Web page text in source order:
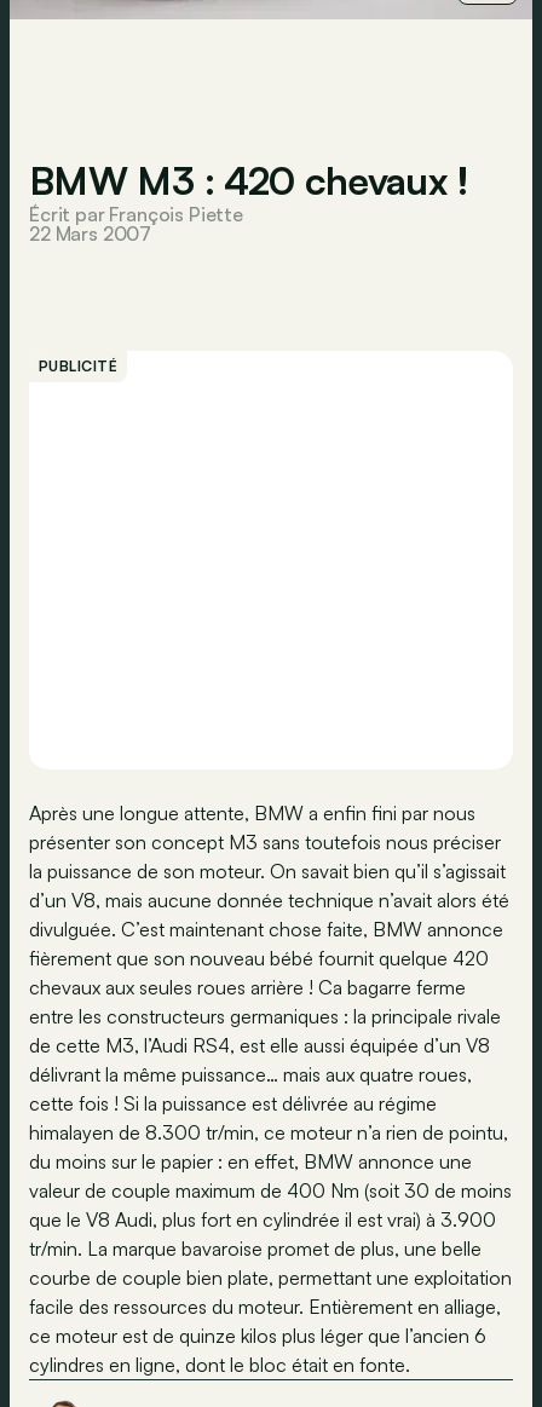
BMW M3 : 420 chevaux !
Écrit par François Piette
22 Mars 2007
PUBLICITÉ
Après une longue attente, BMW a enfin fini par nous
présenter son concept M3 sans toutefois nous préciser
la puissance de son moteur. On savait bien qu’il s’agissait
d’un V8, mais aucune donnée technique n’avait alors été
divulguée. C’est maintenant chose faite, BMW annonce
fièrement que son nouveau bébé fournit quelque 420
chevaux aux seules roues arrière ! Ca bagarre ferme
entre les constructeurs germaniques : la principale rivale
de cette M3, l’Audi RS4, est elle aussi équipée d’un V8
délivrant la même puissance… mais aux quatre roues,
cette fois ! Si la puissance est délivrée au régime
himalayen de 8.300 tr/min, ce moteur n’a rien de pointu,
du moins sur le papier : en effet, BMW annonce une
valeur de couple maximum de 400 Nm (soit 30 de moins
que le V8 Audi, plus fort en cylindrée il est vrai) à 3.900
tr/min. La marque bavaroise promet de plus, une belle
courbe de couple bien plate, permettant une exploitation
facile des ressources du moteur. Entièrement en alliage,
ce moteur est de quinze kilos plus léger que l’ancien 6
cylindres en ligne, dont le bloc était en fonte.